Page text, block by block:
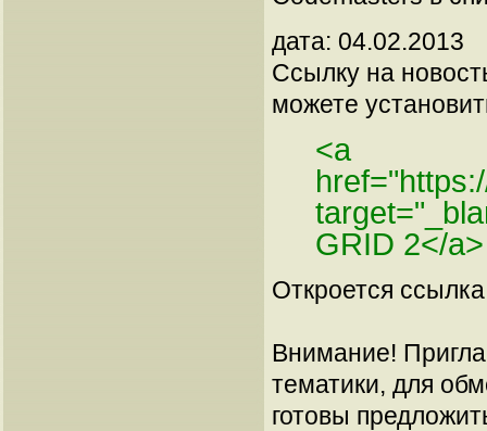
дата: 04.02.2013
Ссылку на
можете
<a
GRID 2</a>
Откроется
Внимание!
тематики, для
готовы